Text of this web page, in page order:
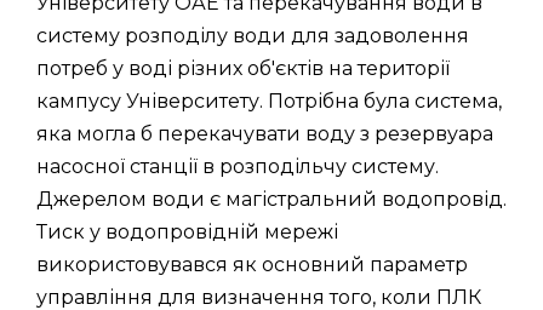
систему розподілу води для задоволення
потреб у воді різних об'єктів на території
кампусу Університету. Потрібна була система,
яка могла б перекачувати воду з резервуара
насосної станції в розподільчу систему.
Джерелом води є магістральний водопровід.
Тиск у водопровідній мережі
використовувався як основний параметр
управління для визначення того, коли ПЛК